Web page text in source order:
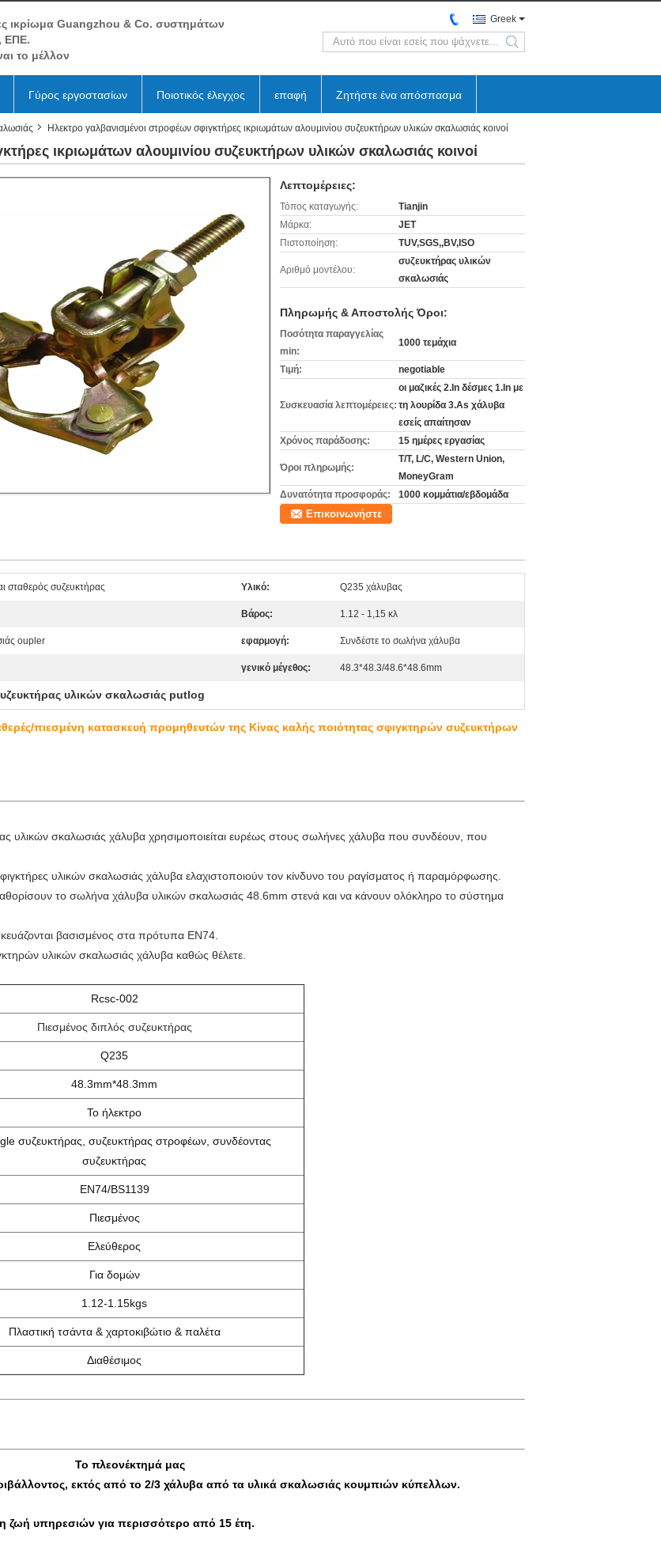
ικρίωμα Guangzhou & Co. συστημάτων
ΕΠΕ.
το μέλλον
Greek
search
Γύρος εργοστασίων Ποιοτικός έλεγχος επαφή Ζητήστε ένα απόσπασμα
Ηλεκτρο γαλβανισμένοι στροφέων σφιγκτήρες ικριωμάτων αλουμινίου συζευκτήρων υλικών σκαλωσιάς κοινοί
ικριωμάτων αλουμινίου συζευκτήρων υλικών σκαλωσιάς κοινοί
Λεπτομέρειες:
Τόπος καταγωγής:
Tianjin
Μάρκα:
JET
Πιστοποίηση:
TUV,SGS,,BV,ISO
Αριθμό μοντέλου:
συζευκτήρας υλικών
σκαλωσιάς
Πληρωμής & Αποστολής Όροι:
Ποσότητα παραγγελίας
min:
1000 τεμάχια
Τιμή: negotiable
Συσκευασία λεπτομέρειες:
οι μαζικές 2.In δέσμες 1.In με
τη λουρίδα 3.As χάλυβα
εσείς απαίτησαν
Χρόνος παράδοσης:
15 ημέρες εργασίας
Όροι πληρωμής:
T/T, L/C, Western Union,
MoneyGram
Δυνατότητα προσφοράς:
1000 κομμάτια/εβδομάδα
Επικοινωνήστε
σταθερός συζευκτήρας Υλικό: Q235 χάλυβας
Βάρος: 1.12 - 1,15 κλ
oupler εφαρμογή: Συνδέστε το σωλήνα χάλυβα
γενικό μέγεθος: 48.3*48.3/48.6*48.6mm
υλικών σκαλωσιάς putlog
πιεσμένη κατασκευή προμηθευτών της Κίνας καλής ποιότητας σφιγκτηρών συζευκτήρων
υλικών σκαλωσιάς χάλυβα χρησιμοποιείται ευρέως στους σωλήνες χάλυβα που συνδέουν, που
υλικών σκαλωσιάς χάλυβα ελαχιστοποιούν τον κίνδυνο του ραγίσματος ή παραμόρφωσης.
το σωλήνα χάλυβα υλικών σκαλωσιάς 48.6mm στενά και να κάνουν ολόκληρο το σύστημα
βασισμένος στα πρότυπα EN74.
υλικών σκαλωσιάς χάλυβα καθώς θέλετε.
Rcsc-002
Πιεσμένος διπλός συζευκτήρας
Q235
48.3mm*48.3mm
Το ήλεκτρο
συζευκτήρας, συζευκτήρας στροφέων, συνδέοντας
συζευκτήρας
EN74/BS1139
Πιεσμένος
Ελεύθερος
Για δομών
1.12-1.15kgs
Πλαστική τσάντα & χαρτοκιβώτιο & παλέτα
Διαθέσιμος
Το πλεονέκτημά μας
εκτός από το 2/3 χάλυβα από τα υλικά σκαλωσιάς κουμπιών κύπελλων.
ζωή υπηρεσιών για περισσότερο από 15 έτη.